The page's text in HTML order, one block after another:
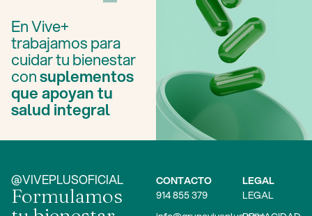
En Vive+
trabajamos para
cuidar tu bienestar
consuplementos
que apoyan tu
salud integral
@VIVEPLUSOFICIAL
Formulamos
CONTACTO
914 855 379
LEGAL
LEGAL